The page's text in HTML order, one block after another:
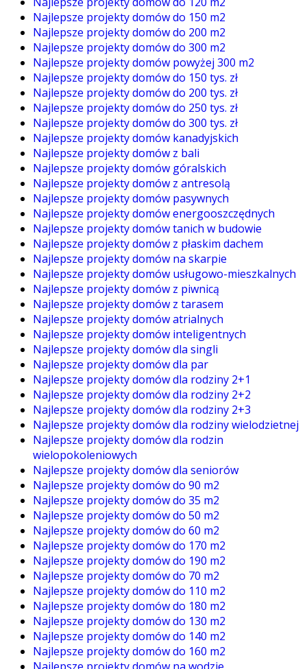
Najlepsze projekty domów do 150 m2
Najlepsze projekty domów do 200 m2
Najlepsze projekty domów do 300 m2
Najlepsze projekty domów powyżej 300 m2
Najlepsze projekty domów do 150 tys. zł
Najlepsze projekty domów do 200 tys. zł
Najlepsze projekty domów do 250 tys. zł
Najlepsze projekty domów do 300 tys. zł
Najlepsze projekty domów kanadyjskich
Najlepsze projekty domów z bali
Najlepsze projekty domów góralskich
Najlepsze projekty domów z antresolą
Najlepsze projekty domów pasywnych
Najlepsze projekty domów energooszczędnych
Najlepsze projekty domów tanich w budowie
Najlepsze projekty domów z płaskim dachem
Najlepsze projekty domów na skarpie
Najlepsze projekty domów usługowo-mieszkalnych
Najlepsze projekty domów z piwnicą
Najlepsze projekty domów z tarasem
Najlepsze projekty domów atrialnych
Najlepsze projekty domów inteligentnych
Najlepsze projekty domów dla singli
Najlepsze projekty domów dla par
Najlepsze projekty domów dla rodziny 2+1
Najlepsze projekty domów dla rodziny 2+2
Najlepsze projekty domów dla rodziny 2+3
Najlepsze projekty domów dla rodziny wielodzietnej
Najlepsze projekty domów dla rodzin
wielopokoleniowych
Najlepsze projekty domów dla seniorów
Najlepsze projekty domów do 90 m2
Najlepsze projekty domów do 35 m2
Najlepsze projekty domów do 50 m2
Najlepsze projekty domów do 60 m2
Najlepsze projekty domów do 170 m2
Najlepsze projekty domów do 190 m2
Najlepsze projekty domów do 70 m2
Najlepsze projekty domów do 110 m2
Najlepsze projekty domów do 180 m2
Najlepsze projekty domów do 130 m2
Najlepsze projekty domów do 140 m2
Najlepsze projekty domów do 160 m2